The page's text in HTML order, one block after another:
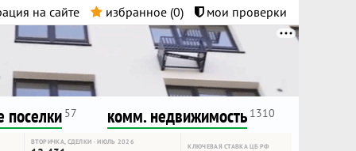
на сайте избранное (0) мои проверки
поселки 57 комм. недвижимость 1310
ВТОРИЧКА, СДЕЛКИ · ИЮЛЬ 2026
КЛЮЧЕВАЯ СТАВКА ЦБ РФ